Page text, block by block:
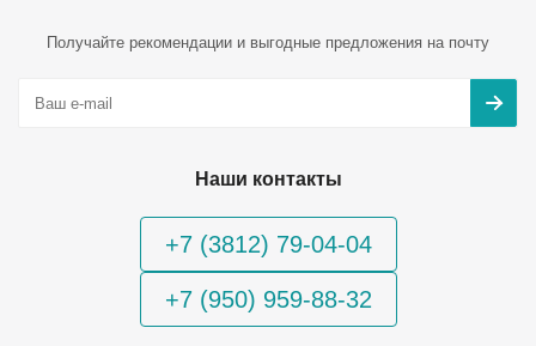
Получайте рекомендации и выгодные предложения на почту
Наши контакты
+7 (3812) 79-04-04
+7 (950) 959-88-32